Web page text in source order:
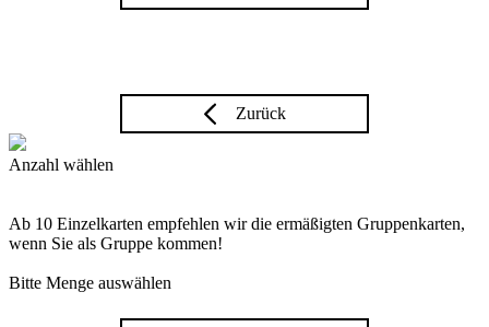
Zurück
Anzahl wählen
Ab 10 Einzelkarten empfehlen wir die ermäßigten Gruppenkarten,
wenn Sie als Gruppe kommen!
Bitte Menge auswählen